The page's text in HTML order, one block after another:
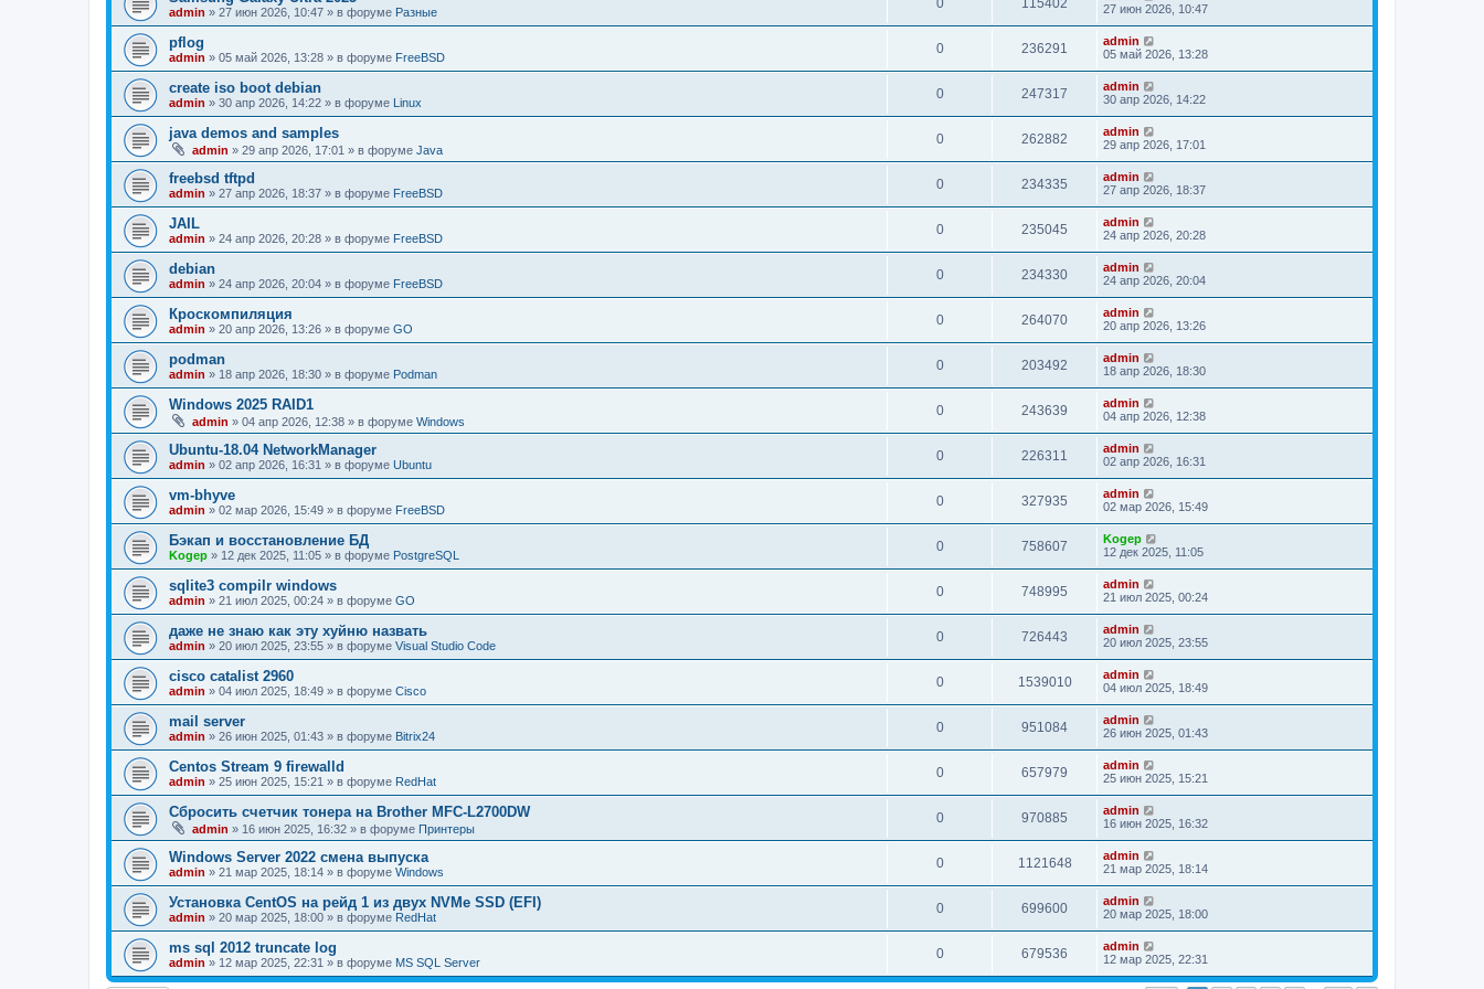
admin » 27 июн 2026, 10:47 » в форуме Разные
0 115402
27 июн 2026, 10:47
pflog
admin » 05 май 2026, 13:28 » в форуме FreeBSD
0 236291
admin
05 май 2026, 13:28
create iso boot debian
admin » 30 апр 2026, 14:22 » в форуме Linux
0 247317
admin
30 апр 2026, 14:22
java demos and samples
admin » 29 апр 2026, 17:01 » в форуме Java
0 262882
admin
29 апр 2026, 17:01
freebsd tftpd
admin » 27 апр 2026, 18:37 » в форуме FreeBSD
0 234335
admin
27 апр 2026, 18:37
JAIL
admin » 24 апр 2026, 20:28 » в форуме FreeBSD
0 235045
admin
24 апр 2026, 20:28
debian
admin » 24 апр 2026, 20:04 » в форуме FreeBSD
0 234330
admin
24 апр 2026, 20:04
Кроскомпиляция
admin » 20 апр 2026, 13:26 » в форуме GO
0 264070
admin
20 апр 2026, 13:26
podman
admin » 18 апр 2026, 18:30 » в форуме Podman
0 203492
admin
18 апр 2026, 18:30
Windows 2025 RAID1
admin » 04 апр 2026, 12:38 » в форуме Windows
0 243639
admin
04 апр 2026, 12:38
Ubuntu-18.04 NetworkManager
admin » 02 апр 2026, 16:31 » в форуме Ubuntu
0 226311
admin
02 апр 2026, 16:31
vm-bhyve
admin » 02 мар 2026, 15:49 » в форуме FreeBSD
0 327935
admin
02 мар 2026, 15:49
Бэкап и восстановление БД
Kogep » 12 дек 2025, 11:05 » в форуме PostgreSQL
0 758607
Kogep
12 дек 2025, 11:05
sqlite3 compilr windows
admin » 21 июл 2025, 00:24 » в форуме GO
0 748995
admin
21 июл 2025, 00:24
даже не знаю как эту хуйню назвать
admin » 20 июл 2025, 23:55 » в форуме Visual Studio Code
0 726443
admin
20 июл 2025, 23:55
cisco catalist 2960
admin » 04 июл 2025, 18:49 » в форуме Cisco
0 1539010
admin
04 июл 2025, 18:49
mail server
admin » 26 июн 2025, 01:43 » в форуме Bitrix24
0 951084
admin
26 июн 2025, 01:43
Centos Stream 9 firewalld
admin » 25 июн 2025, 15:21 » в форуме RedHat
0 657979
admin
25 июн 2025, 15:21
Сбросить счетчик тонера на Brother MFC-L2700DW
admin » 16 июн 2025, 16:32 » в форуме Принтеры
0 970885
admin
16 июн 2025, 16:32
Windows Server 2022 смена выпуска
admin » 21 мар 2025, 18:14 » в форуме Windows
0 1121648
admin
21 мар 2025, 18:14
Установка CentOS на рейд 1 из двух NVMe SSD (EFI)
admin » 20 мар 2025, 18:00 » в форуме RedHat
0 699600
admin
20 мар 2025, 18:00
ms sql 2012 truncate log
admin » 12 мар 2025, 22:31 » в форуме MS SQL Server
0 679536
admin
12 мар 2025, 22:31